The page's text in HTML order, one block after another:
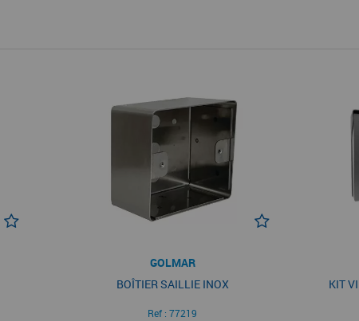
GOLMAR
BOÎTIER SAILLIE INOX
Ref : 77219
KIT